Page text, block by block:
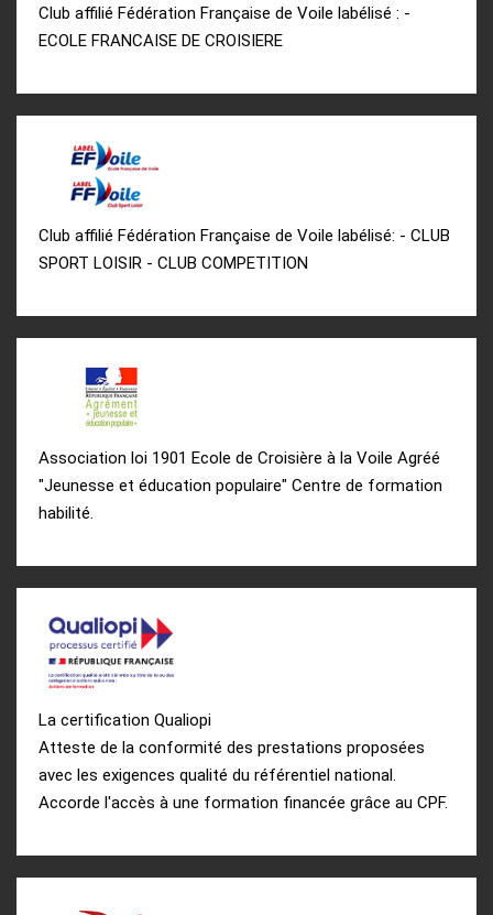
Club affilié Fédération Française de Voile labélisé : -
ECOLE FRANCAISE DE CROISIERE
Club affilié Fédération Française de Voile labélisé: - CLUB
SPORT LOISIR - CLUB COMPETITION
Association loi 1901 Ecole de Croisière à la Voile Agréé
"Jeunesse et éducation populaire" Centre de formation
habilité.
La certification Qualiopi
Atteste de la conformité des prestations proposées
avec les exigences qualité du référentiel national.
Accorde l'accès à une formation financée grâce au CPF.